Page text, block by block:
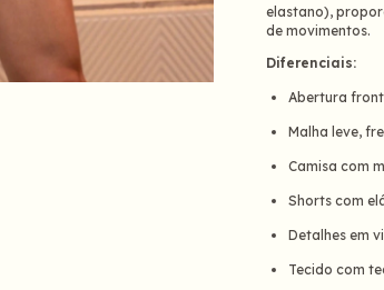
elastano),
de movimentos.
Diferenciais:
Abertura
Malha leve,
Camisa com
Shorts com
Detalhes em
Tecido com